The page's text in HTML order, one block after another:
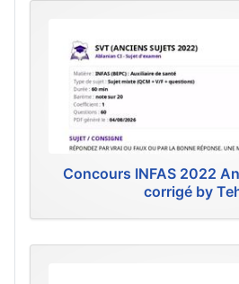
Concours INFAS 2022
corrigé by